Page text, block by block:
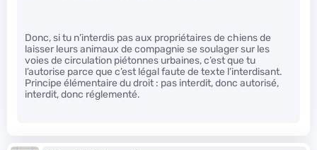
Donc, si tu n’interdis pas aux propriétaires de chiens de
laisser leurs animaux de compagnie se soulager sur les
voies de circulation piétonnes urbaines, c’est que tu
l’autorise parce que c’est légal faute de texte l’interdisant.
Principe élémentaire du droit : pas interdit, donc autorisé,
interdit, donc réglementé.